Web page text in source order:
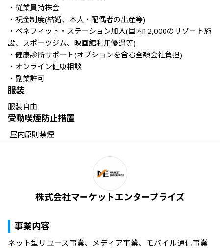
・従業員持株会
・祝金制度(結婚、本人・配偶者の出産等)
・ベネフィット・ステーション加入(国内12,000のリゾート施
設、スポーツジム、映画館利用優遇等)
・健康診断サポート(オプションを含む全額会社負担)
・オンライン健康相談
・副業許可
服装
服装自由
受動喫煙防止措置
屋内原則禁煙
株式会社マーケットエンタープライズ
事業内容
ネット型リユース事業、メディア事業、モバイル通信事業